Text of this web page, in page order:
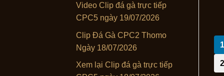
Video Clip đá gà trực tiếp
CPC5 ngày 19/07/2026
Clip Đá Gà CPC2 Thomo
Ngày 18/07/2026
Xem lại Clip đá gà trực tiếp
1